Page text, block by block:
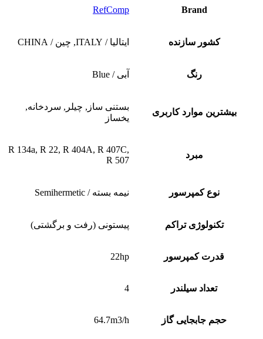
Brand
RefComp
کشور سازنده ایتالیا / ITALY, چین / CHINA
رنگ آبی / Blue
بیشترین موارد کاربری
بستنی ساز, چیلر, سردخانه,
یخساز
مبرد
R 134a, R 22, R 404A, R 407C,
R 507
نوع کمپرسور نیمه بسته / Semihermetic
تکنولوژی تراکم پیستونی (رفت و برگشتی)
قدرت کمپرسور 22hp
تعداد سیلندر 4
حجم جابجایی گاز 64.7m3/h